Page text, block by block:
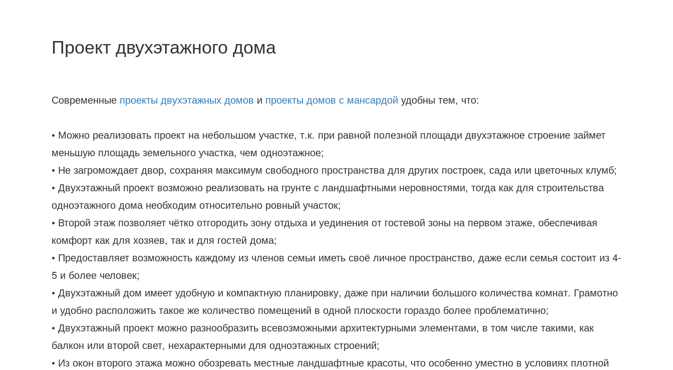
Проект двухэтажного дома
Современные проекты двухэтажных домов и проекты домов с мансардой удобны тем, что:
• Можно реализовать проект на небольшом участке, т.к. при равной полезной площади двухэтажное строение займет
меньшую площадь земельного участка, чем одноэтажное;
• Не загромождает двор, сохраняя максимум свободного пространства для других построек, сада или цветочных клумб;
• Двухэтажный проект возможно реализовать на грунте с ландшафтными неровностями, тогда как для строительства
одноэтажного дома необходим относительно ровный участок;
• Второй этаж позволяет чётко отгородить зону отдыха и уединения от гостевой зоны на первом этаже, обеспечивая
комфорт как для хозяев, так и для гостей дома;
• Предоставляет возможность каждому из членов семьи иметь своё личное пространство, даже если семья состоит из 4-
5 и более человек;
• Двухэтажный дом имеет удобную и компактную планировку, даже при наличии большого количества комнат. Грамотно
и удобно расположить такое же количество помещений в одной плоскости гораздо более проблематично;
• Двухэтажный проект можно разнообразить всевозможными архитектурными элементами, в том числе такими, как
балкон или второй свет, нехарактерными для одноэтажных строений;
• Из окон второго этажа можно обозревать местные ландшафтные красоты, что особенно уместно в условиях плотной